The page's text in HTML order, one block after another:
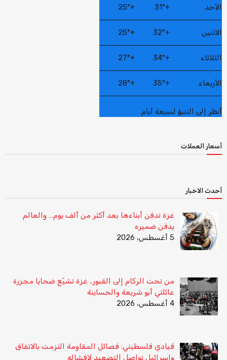
الأحد +
31°
+
25°
الاثنين +
32°
+
25°
الثلاثاء +
34°
+
27°
الأربعاء +
35°
+
28°
أنظر إلى التنبؤ لسبعة أيام
أسعار العملات
أحدث الاخبار
غزة تدفن أبناءها بعد أكثر من ألف يوم… والعالم
يدفن ضميره
5 أغسطس، 2026
من تحت الركام إلى القبور.. غزة تشيّع ضحايا مجزرة
عائلتي أبو شريعة والحساينة
4 أغسطس، 2026
قيادي فلسطيني: فصائل المقاومة التزمت بالاتفاق
وإسرائيل تواصل التصعيد لإفشاله